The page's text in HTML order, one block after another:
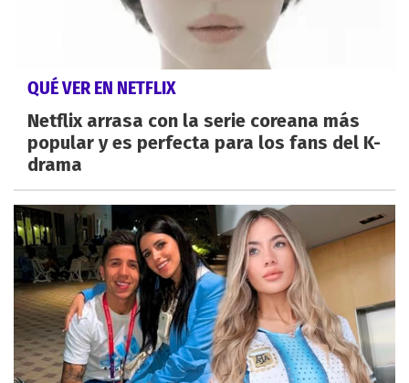
QUÉ VER EN NETFLIX
Netflix arrasa con la serie coreana más
popular y es perfecta para los fans del K-
drama